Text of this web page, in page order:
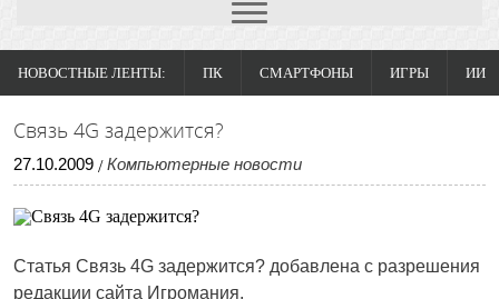
НОВОСТНЫЕ ЛЕНТЫ: ПК СМАРТФОНЫ ИГРЫ ИИ
Связь 4G задержится?
27.10.2009 / Компьютерные новости
Статья Связь 4G задержится? добавлена с разрешения
редакции сайта Игромания.